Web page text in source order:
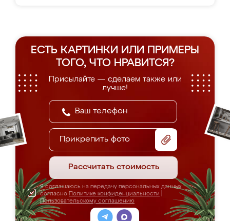
ЕСТЬ КАРТИНКИ ИЛИ ПРИМЕРЫ
ТОГО, ЧТО НРАВИТСЯ?
Присылайте — сделаем также или
лучше!
Прикрепить фото
Рассчитать стоимость
Я соглашаюсь на передачу персональных данных
согласно Политике конфиденциальности
Пользовательскому соглашению